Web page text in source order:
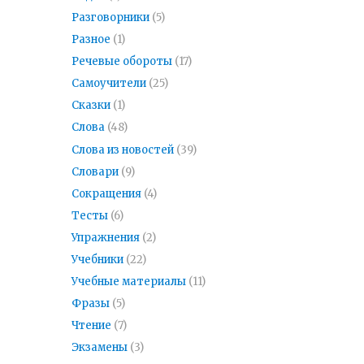
Разговорники (5)
Разное (1)
Речевые обороты (17)
Самоучители (25)
Сказки (1)
Слова (48)
Слова из новостей (39)
Словари (9)
Сокращения (4)
Тесты (6)
Упражнения (2)
Учебники (22)
Учебные материалы (11)
Фразы (5)
Чтение (7)
Экзамены (3)